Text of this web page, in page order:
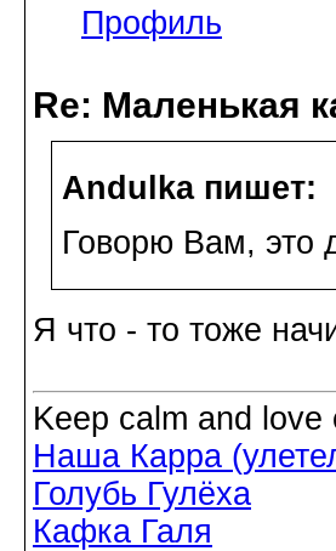
Профиль
Re: Маленькая
Andulka пишет:
Говорю Вам, это
Я что - то тоже
Keep calm and love
Наша Карра
Голубь Гулёха
Кафка Галя